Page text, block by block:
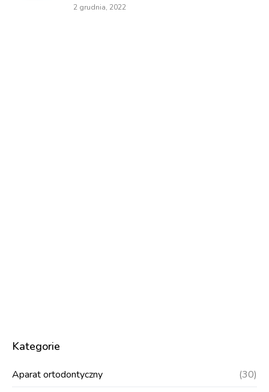
2 grudnia, 2022
Kategorie
Aparat ortodontyczny
(30)